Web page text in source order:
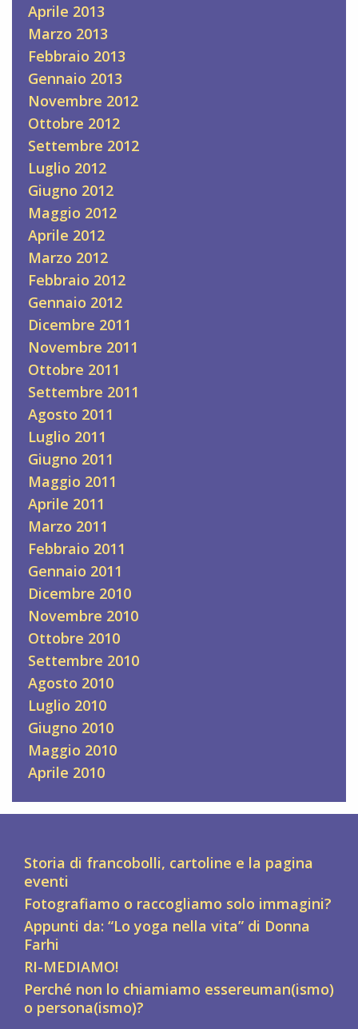
Aprile 2013
Marzo 2013
Febbraio 2013
Gennaio 2013
Novembre 2012
Ottobre 2012
Settembre 2012
Luglio 2012
Giugno 2012
Maggio 2012
Aprile 2012
Marzo 2012
Febbraio 2012
Gennaio 2012
Dicembre 2011
Novembre 2011
Ottobre 2011
Settembre 2011
Agosto 2011
Luglio 2011
Giugno 2011
Maggio 2011
Aprile 2011
Marzo 2011
Febbraio 2011
Gennaio 2011
Dicembre 2010
Novembre 2010
Ottobre 2010
Settembre 2010
Agosto 2010
Luglio 2010
Giugno 2010
Maggio 2010
Aprile 2010
Storia di francobolli, cartoline e la pagina
eventi
Fotografiamo o raccogliamo solo immagini?
Appunti da: “Lo yoga nella vita” di Donna
Farhi
RI-MEDIAMO!
Perché non lo chiamiamo essereuman(ismo)
o persona(ismo)?